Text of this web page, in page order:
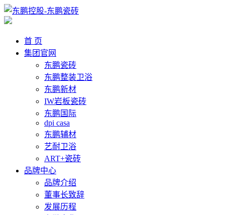
首 页
集团官网
东鹏瓷砖
东鹏整装卫浴
东鹏新材
IW岩板瓷砖
东鹏国际
dpi casa
东鹏辅材
艺耐卫浴
ART+瓷砖
品牌中心
品牌介绍
董事长致辞
发展历程